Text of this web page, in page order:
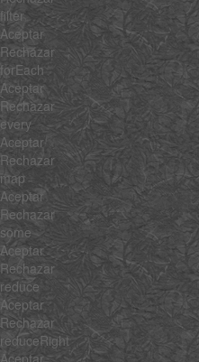
filter
Aceptar
Rechazar
forEach
Aceptar
Rechazar
every
Aceptar
Rechazar
map
Aceptar
Rechazar
some
Aceptar
Rechazar
reduce
Aceptar
Rechazar
reduceRight